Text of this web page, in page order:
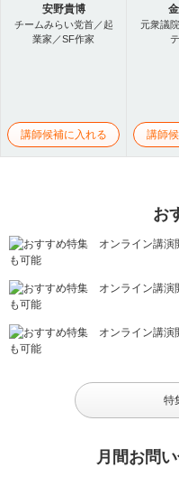
安野貴博
チームみらい党首／起
業家／SF作家
講師候補に入れる
元衆議
講師
お
特
月間お問